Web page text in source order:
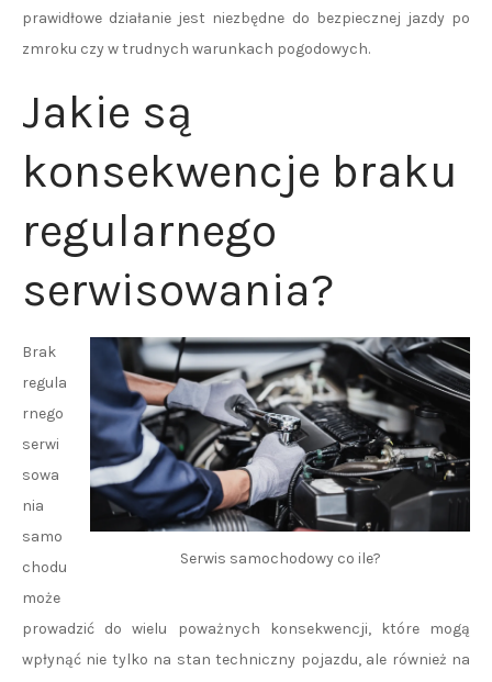
prawidłowe działanie jest niezbędne do bezpiecznej jazdy po
zmroku czy w trudnych warunkach pogodowych.
Jakie są
konsekwencje braku
regularnego
serwisowania?
Serwis samochodowy co ile?
Brak
regula
rnego
serwi
sowa
nia
samo
chodu
może
prowadzić do wielu poważnych konsekwencji, które mogą
wpłynąć nie tylko na stan techniczny pojazdu, ale również na